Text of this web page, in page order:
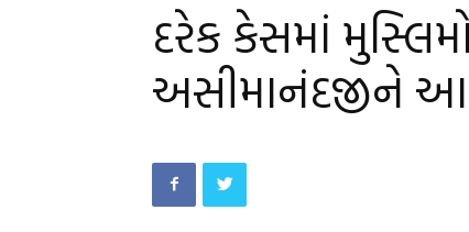
દરેક કેસમાં
અસીમાનંદજીને